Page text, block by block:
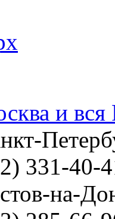
и вся
331-40-
на-